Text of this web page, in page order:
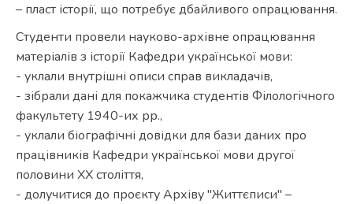
– пласт історії, що потребує дбайливого опрацювання.
Студенти провели науково-архівне опрацювання
матеріалів з історії Кафедри української мови:
- уклали внутрішні описи справ викладачів,
- зібрали дані для покажчика студентів Філологічного
факультету 1940-их рр.,
- уклали біографічні довідки для бази даних про
працівників Кафедри української мови другої
половини ХХ століття,
- долучитися до проєкту Архіву "Життєписи" –